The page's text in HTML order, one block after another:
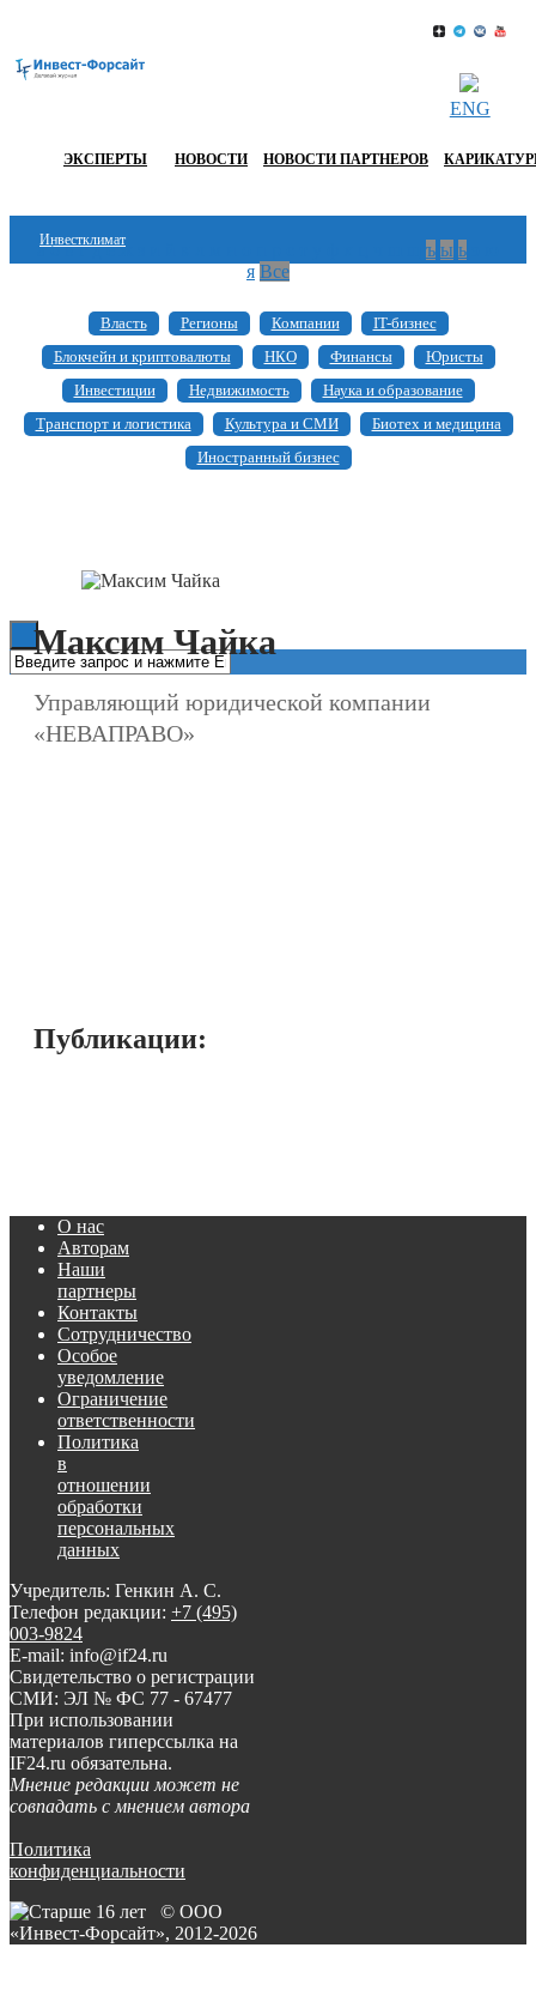
ENG
ЭКСПЕРТЫ НОВОСТИ НОВОСТИ ПАРТНЕРОВ
Инвестклимат
Инвестиции
Блокчейн
Стартапы
а б в г д е ж ъ ы ь
я Все
Власть Регионы Компании
IT-бизнес
Блокчейн и криптовалюты
НКО Финансы
Юристы
Инвестиции
Недвижимость
Наука и образование
Транспорт и логистика
Культура и СМИ
Биотех и медицина
Иностранный бизнес
Максим Чайка
Управляющий юридической компании
«НЕВАПРАВО»
Публикации:
О нас
Авторам
Наши
партнеры
Контакты
Сотрудничество
Особое
уведомление
Ограничение
ответственности
Политика
в
отношении
обработки
персональных
данных
Учредитель: Генкин А. С.
Телефон редакции: +7 (495)
003-9824
E-mail: info@if24.ru
Свидетельство о регистрации
СМИ: ЭЛ № ФС 77 - 67477
При использовании
материалов гиперссылка на
IF24.ru обязательна.
Мнение редакции может не
совпадать с мнением автора
Политика
конфиденциальности
© ООО
«Инвест-Форсайт», 2012-2026